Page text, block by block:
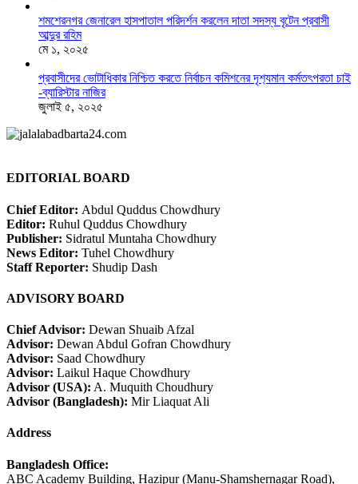
শমশেরনগর জেনারেল হাসপাতাল পরিদর্শন করলেন দাতা সদস্য বৃটেন প্রবাসী
আব্দুর রহিম
মে ১, ২০২৫
প্রবাসীদের ভোটাধিকার নিশ্চিত করতে নির্বাচন কমিশনের দৃশ‍্যমান কর্মতৎপরতা চাই
-ব্যারিস্টার নাজির
জুলাই ৫, ২০২৫
EDITORIAL BOARD
Chief Editor: Abdul Quddus Chowdhury
Editor: Ruhul Quddus Chowdhury
Publisher: Sidratul Muntaha Chowdhury
News Editor: Tuhel Chowdhury
Staff Reporter: Shudip Dash
ADVISORY BOARD
Chief Advisor: Dewan Shuaib Afzal
Advisor: Dewan Abdul Gofran Chowdhury
Advisor: Saad Chowdhury
Advisor: Laikul Haque Chowdhury
Advisor (USA): A. Muquith Choudhury
Advisor (Bangladesh): Mir Liaquat Ali
Address
Bangladesh Office:
ABC Academy Building, Hazipur (Manu-Shamshernagar Road),